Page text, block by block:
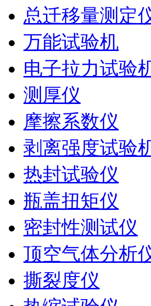
总迁移量测定
万能试验机
电子拉力试验
测厚仪
摩擦系数仪
剥离强度试验
热封试验仪
瓶盖扭矩仪
密封性测试仪
顶空气体分析
撕裂度仪